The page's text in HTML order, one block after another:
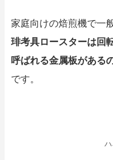
家庭向けの焙煎機で一
琲考具ロースターは回
呼ばれる金属板がある
です。